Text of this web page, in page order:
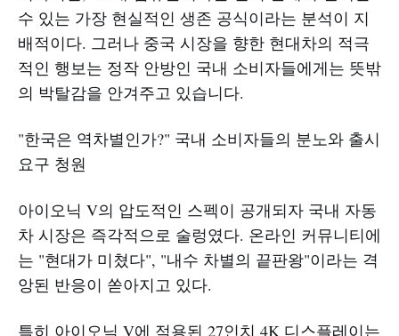
수 있는 가장 현실적인 생존 공식이라는 분석이 지
배적이다. 그러나 중국 시장을 향한 현대차의 적극
적인 행보는 정작 안방인 국내 소비자들에게는 뜻밖
의 박탈감을 안겨주고 있습니다.
"한국은 역차별인가?" 국내 소비자들의 분노와 출시
요구 청원
아이오닉 V의 압도적인 스펙이 공개되자 국내 자동
차 시장은 즉각적으로 술렁였다. 온라인 커뮤니티에
는 "현대가 미쳤다", "내수 차별의 끝판왕"이라는 격
앙된 반응이 쏟아지고 있다.
특히 아이오닉 V에 적용된 27인치 4K 디스플레이는